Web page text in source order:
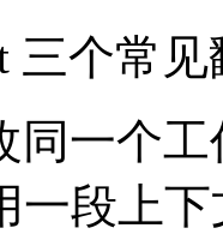
三个常
同一个
一段上